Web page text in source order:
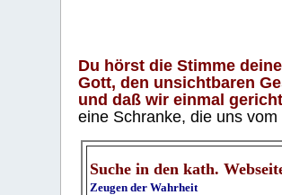
Du hörst die Stimme
Gott, den unsichtbaren
und daß wir einmal
eine Schranke, die uns
Suche in den kath.
Zeugen der Wahrheit